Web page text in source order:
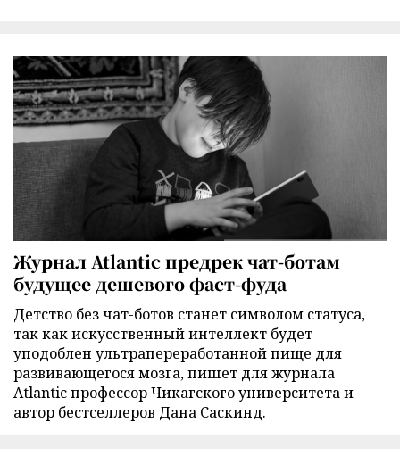
Журнал Atlantic предрек чат-ботам
будущее дешевого фаст-фуда
Детство без чат-ботов станет символом статуса,
так как искусственный интеллект будет
уподоблен ультрапереработанной пище для
развивающегося мозга, пишет для журнала
Atlantic профессор Чикагского университета и
автор бестселлеров Дана Саскинд.